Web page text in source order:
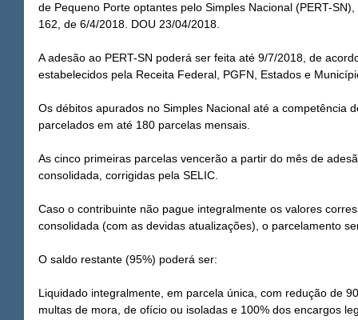
de Pequeno Porte optantes pelo Simples Nacional (PERT-
162, de 6/4/2018. DOU 23/04/2018.
A adesão ao PERT-SN poderá ser feita até 9/7/2018, de
estabelecidos pela Receita Federal, PGFN, Estados e
Os débitos apurados no Simples Nacional até a competência
parcelados em até 180 parcelas mensais.
As cinco primeiras parcelas vencerão a partir do mês de
consolidada, corrigidas pela SELIC.
Caso o contribuinte não pague integralmente os valores
consolidada (com as devidas atualizações), o parcelamento
O saldo restante (95%) poderá ser:
Liquidado integralmente, em parcela única, com redução de
multas de mora, de ofício ou isoladas e 100% dos encargos